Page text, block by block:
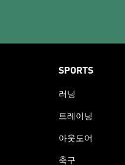
SPORTS
러닝
트레이닝
아웃도어
축구